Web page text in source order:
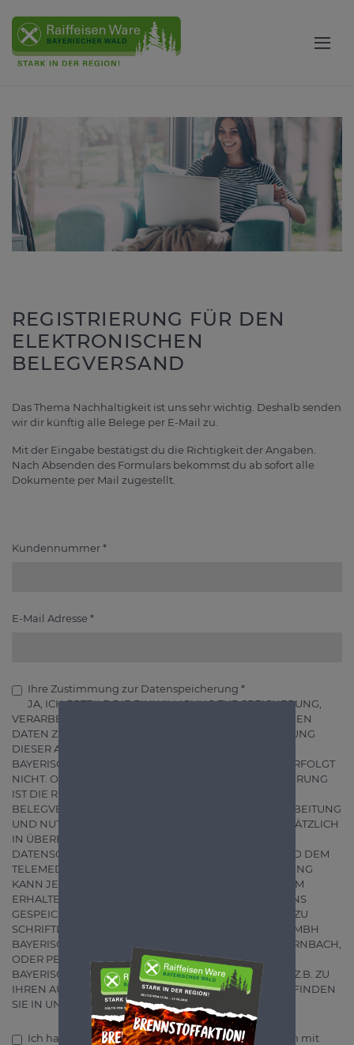
REGISTRIERUNG FÜR DEN
ELEKTRONISCHEN
BELEGVERSAND
Das Thema Nachhaltigkeit ist uns sehr wichtig. Deshalb senden
wir dir künftig alle Belege per E-Mail zu.
Mit der Eingabe bestätigst du die Richtigkeit der Angaben.
Nach Absenden des Formulars bekommst du ab sofort alle
Dokumente per Mail zugestellt.
Kundennummer*
E-Mail Adresse *
Ihre Zustimmung zur Datenspeicherung *
JA, ICH ERTEILE DIE EINWILLIGUNG ZUR SPEICHERUNG,
VERARBEITUNG UND NUTZUNG MEINER PERSÖNLICHEN
DATEN ZUR STRENG ZWECKGEBUNDENEN ABWICKLUNG
DIESER ANFRAGE AN DIE RAIFFEISEN WAREN GMBH
BAYERISCHER WALD. EINE WEITERGABE AN DRITTE ERFOLGT
NICHT. OHNE IHRE ZUSTIMMUNG ZUR DATENSPEICHERUNG
IST DIE REGISTRIERUNG FÜR DEN ELEKTRONISCHEN
BELEGVERSAND LEIDER NICHT MÖGLICH. DIE VERARBEITUNG
UND NUTZUNG IHRER DATEN FINDET DABEI GRUNDSÄTZLICH
IN ÜBEREINSTIMMUNG MIT DEN
DATENSCHUTZBESTIMMUNGEN (GEMÄSS DSGVO) UND DEM
TELEMEDIENGESETZ STATT. DIE ERTEILTE EINWILLIGUNG
KANN JEDERZEIT WIDERRUFEN WERDEN. AUSSERDEM
ERHALTEN SIE JEDERZEIT AUSKUNFT ÜBER DIE BEI UNS
GESPEICHERTEN DATEN. BITTE WENDEN SIE SICH DAZU
SCHRIFTLICH PER POST AN DIE RAIFFEISEN WAREN GMBH
BAYERISCHER WALD, AUSSERNBRÜNST 21, 94133 RÖHRNBACH,
ODER PER E-MAIL AN INFO@RAIFFEISEN-WARE-
BAYERISCHERWALD.DE. WEITERE INFORMATIONEN - Z.B. ZU
IHREN AUSKUNFTS- UND INTERVENTIONSRECHTEN - FINDEN
SIE IN UNSERER DATENSCHUTZERKLÄRUNG.
Ich habe dieDatenschutzerklärunggelesen und bin mit